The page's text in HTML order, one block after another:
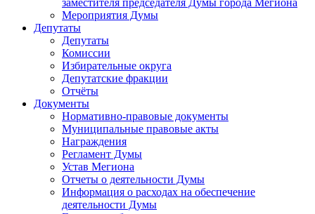
заместителя председателя Думы города Мегиона
Мероприятия Думы
Депутаты
Депутаты
Комиссии
Избирательные округа
Депутатские фракции
Отчёты
Документы
Нормативно-правовые документы
Муниципальные правовые акты
Награждения
Регламент Думы
Устав Мегиона
Отчеты о деятельности Думы
Информация о расходах на обеспечение
деятельности Думы